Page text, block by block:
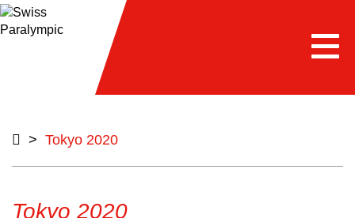
> Tokyo 2020
Tokyo 2020